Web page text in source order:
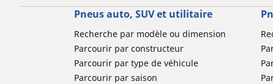
Pneus auto, SUV et utilitaire
Recherche par modèle ou dimension
Parcourir par constructeur
Parcourir par type de véhicule
Parcourir par saison